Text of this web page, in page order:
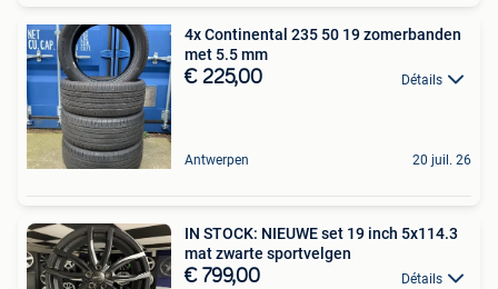
4x Continental 235 50 19 zomerbanden
met 5.5 mm
€ 225,00 Détails
Antwerpen 20 juil. 26
IN STOCK: NIEUWE set 19 inch 5x114.3
mat zwarte sportvelgen
€ 799,00 Détails